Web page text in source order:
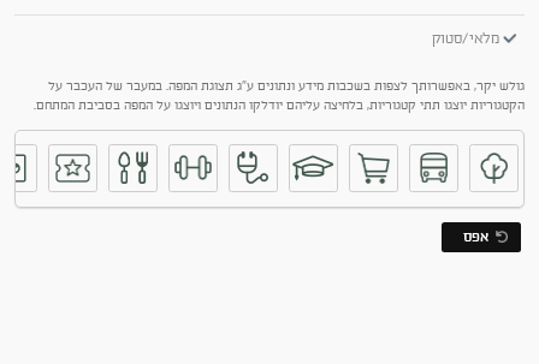
מלאי/סטוק
גולש יקר, באפשרותך לצפות בשכבות מידע ונתונים ע"ג תצוגת המפה. במעבר של העכבר על
הקטגוריות יוצגו תתי קטגוריות, בלחיצה עליהם יודלקו הנתונים ויוצגו על המפה בסביבת המתחם.
אפס